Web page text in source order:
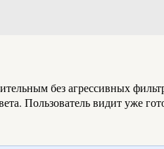
без агрессивных
Пользователь видит уже